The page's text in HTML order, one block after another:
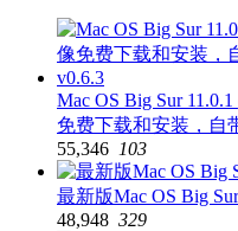
Mac OS Big Sur
免费下载和安装，自
55,346 103
最新版Mac OS Big
48,948 329